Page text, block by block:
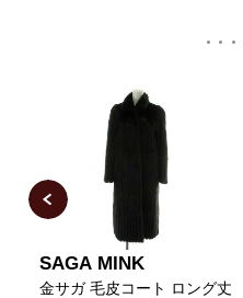
SAGA MINK
金サガ 毛皮コート ロング丈